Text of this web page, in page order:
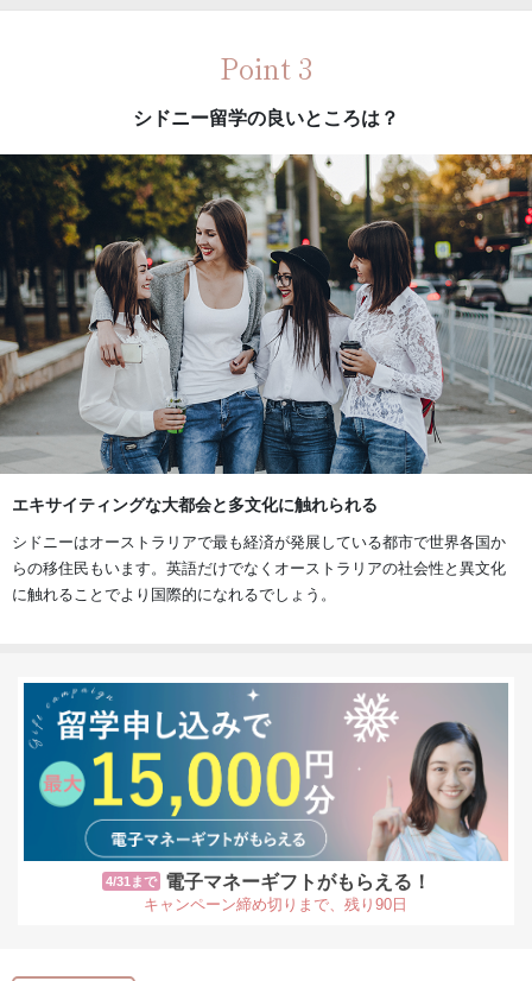
Point 3
シドニー留学の良いところは？
エキサイティングな大都会と多文化に触れられる
シドニーはオーストラリアで最も経済が発展している都市で世界各国か
らの移住民もいます。英語だけでなくオーストラリアの社会性と異文化
に触れることでより国際的になれるでしょう。
4/31まで 電子マネーギフトがもらえる！
キャンペーン締め切りまで、残り90日